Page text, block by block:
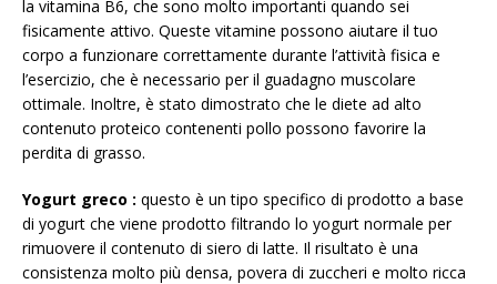
la vitamina B6, che sono molto importanti quando sei
fisicamente attivo. Queste vitamine possono aiutare il tuo
corpo a funzionare correttamente durante l’attività fisica e
l’esercizio, che è necessario per il guadagno muscolare
ottimale. Inoltre, è stato dimostrato che le diete ad alto
contenuto proteico contenenti pollo possono favorire la
perdita di grasso.
Yogurt greco : questo è un tipo specifico di prodotto a base
di yogurt che viene prodotto filtrando lo yogurt normale per
rimuovere il contenuto di siero di latte. Il risultato è una
consistenza molto più densa, povera di zuccheri e molto ricca